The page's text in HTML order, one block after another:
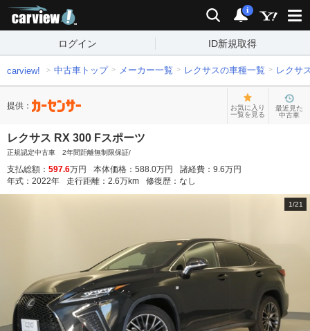
検索 通知
i
ログイン ID新規取得
carview! 中古車トップ メーカー一覧 レクサスの車種一覧 レクサ
提供：
お気に入り
一覧を見る
最近見た
中古車
レクサス RX 300 Fスポーツ
正規認定中古車 2年間距離無制限保証/
支払総額： 597.6万円 本体価格： 588.0万円 諸経費： 9.6万円
年式： 2022年 走行距離： 2.6万km 修復歴： なし
1/21